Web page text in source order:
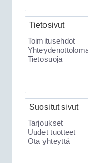
XKLoader2
Tietosivut
Toimitusehdot
Tietosuoja
Suositut sivut
Tarjoukset
Uudet tuotteet
Ota yhteyttä